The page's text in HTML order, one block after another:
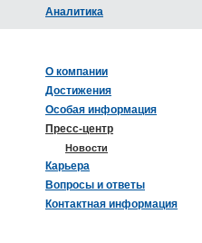
Аналитика
О компании
Достижения
Особая информация
Пресс-центр
Новости
Карьера
Вопросы и ответы
Контактная информация